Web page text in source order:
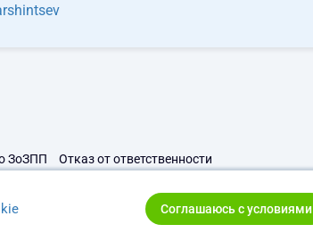
ЗоЗПП Отказ от ответственности
Соглашаюсь с условиями